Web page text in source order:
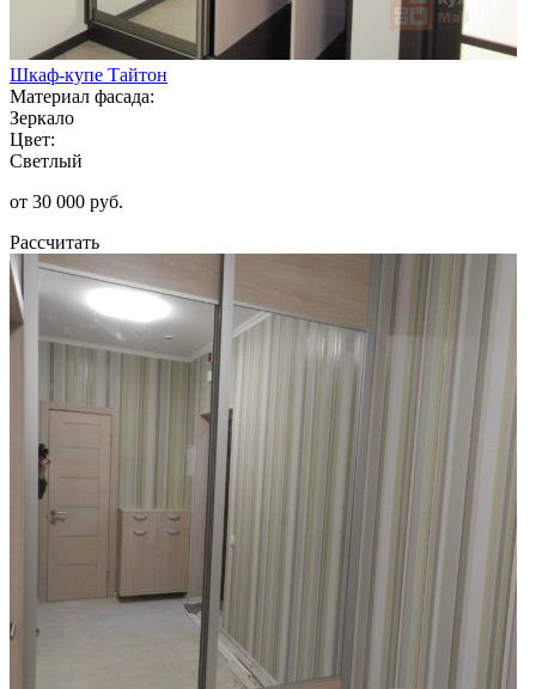
Шкаф-купе Тайтон
Материал фасада:
Зеркало
Цвет:
Светлый
от 30 000 руб.
Рассчитать